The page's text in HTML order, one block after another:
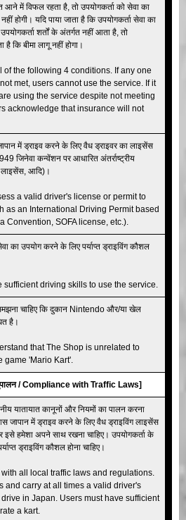
आने में विफल रहता है, तो उपयोगकर्ता को सेवा का
होगी। यदि पाया जाता है कि उपयोगकर्ता सेवा का
शर्तों के अंतर्गत नहीं आता है, तो
है कि बीमा लागू नहीं होगा।
of the following 4 conditions. If any one
met, users cannot use the service. If it
using the service despite not meeting
acknowledge that insurance will not
में ड्राइव करने के लिए वैध ड्राइवर का लाइसेंस
जिनेवा कन्वेंशन पर आधारित अंतर्राष्ट्रीय
लाइसेंस, आदि)।
a valid driver's license or permit to
as an International Driving Permit based
Convention, SOFA license, etc.).
का उपयोग करने के लिए पर्याप्त ड्राइविंग कौशल
sufficient driving skills to use the service.
चाहिए कि दुकान Nintendo और/या खेल
है।
that The Shop is unrelated to
game 'Mario Kart'.
/ Compliance with Traffic Laws]
यातायात कानूनों और नियमों का पालन करना
जापान में ड्राइव करने के लिए वैध ड्राइविंग लाइसेंस
इसे हमेशा अपने साथ रखना चाहिए। उपयोगकर्ता के
ड्राइविंग कौशल होना चाहिए।
all local traffic laws and regulations.
and carry at all times a valid driver's
in Japan. Users must have sufficient
a kart.